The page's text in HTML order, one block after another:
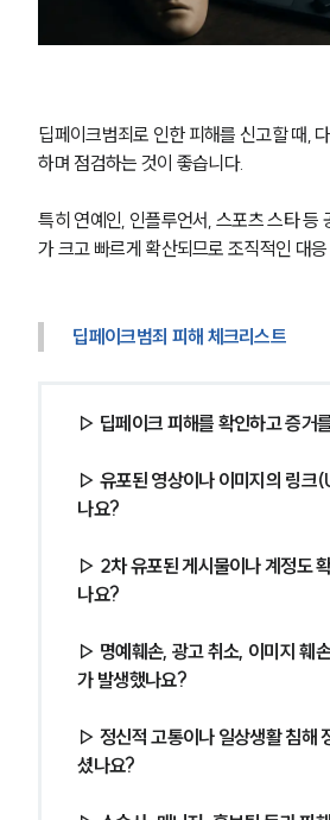
소식/자료
법률 블로그
법률서식
뉴스레터/브로슈어
대륜법률상담예약
딥페이크범죄로 인한 피해를 신고할 때,
하며 점검하는 것이 좋습니다.
특히 연예인, 인플루언서, 스포츠 스타 등
가 크고 빠르게 확산되므로 조직적인 대
딥페이크범죄 피해 체크리스트
▷ 딥페이크 피해를 확인하고 증거
▷ 유포된 영상이나 이미지의 링크
나요?
▷ 2차 유포된 게시물이나 계정도
나요?
▷ 명예훼손, 광고 취소, 이미지 훼
가 발생했나요?
▷ 정신적 고통이나 일상생활 침해
셨나요?